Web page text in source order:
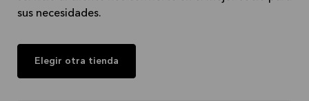
sus necesidades.
Elegir otra tienda